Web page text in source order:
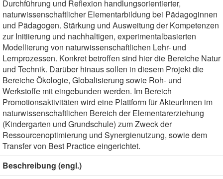
Durchführung und Reflexion handlungsorientierter,
naturwissenschaftlicher Elementarbildung bei Pädagoginnen
und Pädagogen. Stärkung und Ausweitung der Kompetenzen
zur Initiierung und nachhaltigen, experimentalbasierten
Modellierung von naturwissenschaftlichen Lehr- und
Lernprozessen. Konkret betroffen sind hier die Bereiche Natur
und Technik. Darüber hinaus sollen in diesem Projekt die
Bereiche Ökologie, Globalisierung sowie Roh- und
Werkstoffe mit eingebunden werden. Im Bereich
Promotionsaktivitäten wird eine Plattform für AkteurInnen im
naturwissenschaftlichen Bereich der Elementarerziehung
(Kindergarten und Grundschule) zum Zweck der
Ressourcenoptimierung und Synergienutzung, sowie dem
Transfer von Best Practice eingerichtet.
Beschreibung (engl.)